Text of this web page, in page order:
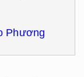
Phương